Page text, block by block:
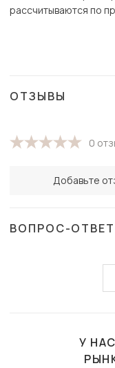
рассчитываются по
ОТЗЫВЫ
0
Добавьте
ВОПРОС-ОТВЕТ
У